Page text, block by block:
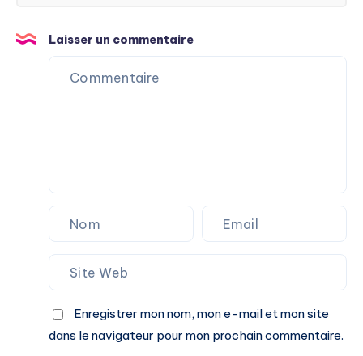
Laisser un commentaire
Enregistrer mon nom, mon e-mail et mon site
dans le navigateur pour mon prochain commentaire.